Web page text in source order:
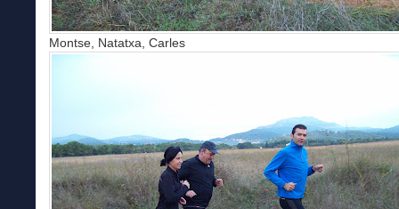
Montse, Natatxa, Carles